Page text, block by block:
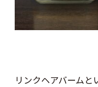
リンクヘアバーム